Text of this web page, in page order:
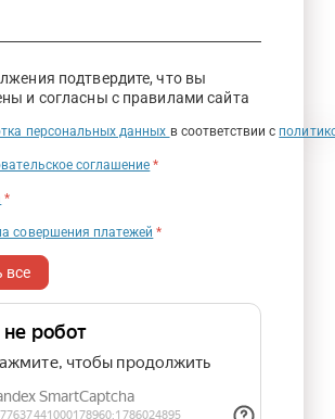
подтвердите, что вы
и согласны с правилами сайта
персональных данных в соответствии с
соглашение *
*
совершения платежей *
все